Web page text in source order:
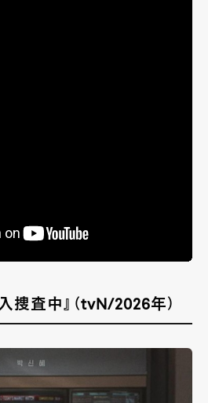
捜査中』（tvN/2026年）